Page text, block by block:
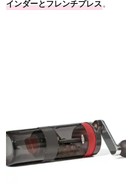
インダーとフレンチプレス。